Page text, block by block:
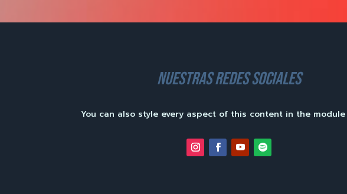
nuestras redes sociales
You can also style every aspect of this content in the module